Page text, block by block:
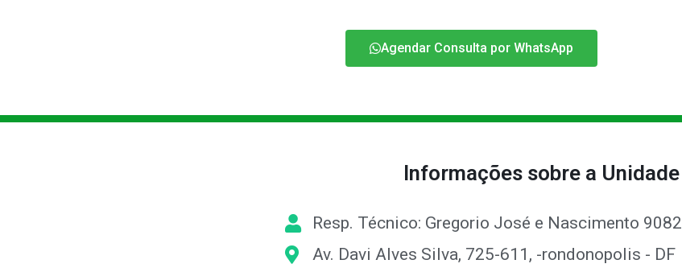
Agendar Consulta por WhatsApp
Informações sobre a Unidade
Resp. Técnico: Gregorio José e Nascimento 9082
Av. Davi Alves Silva, 725-611, -rondonopolis - DF